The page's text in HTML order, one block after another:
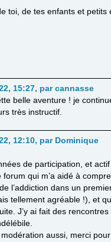
toi, de tes enfants et petits
15:27, par cannasse
belle aventure ! je
très instructif.
12:10, par Dominique
de participation, et actif
forum qui m’a aidé à
l’addiction dans un
tellement agréable !), et
J’y ai fait des rencontres
aussi, merci